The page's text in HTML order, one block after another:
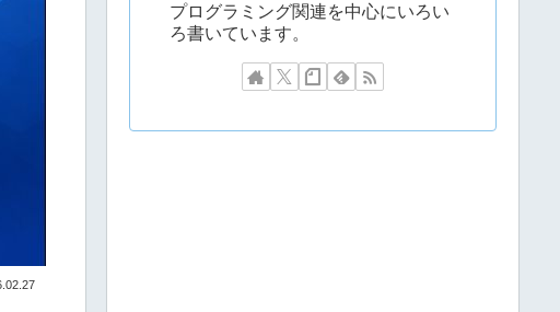
プログラミング関連を中心にいろい
ろ書いています。